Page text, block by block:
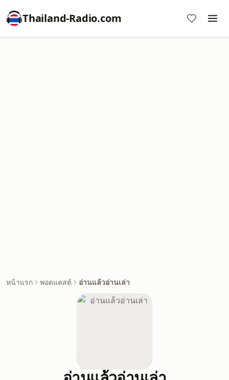
Thailand-Radio.com
หน้าแรก พอดแคสต์ อ่านแล้วอ่านเล่า